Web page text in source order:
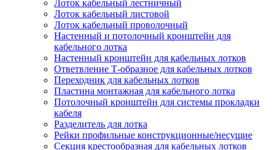
Лоток кабельный лестничный
Лоток кабельный листовой
Лоток кабельный проволочный
Настенный и потолочный кронштейн для
кабельного лотка
Настенный кронштейн для кабельных лотков
Ответвление Т-образное для кабельных лотков
Переходник для кабельных лотков
Пластина монтажная для кабельного лотка
Потолочный кронштейн для системы прокладки
кабеля
Разделитель для лотка
Рейки профильные конструкционные/несущие
Секция крестообразная для кабельных лотков